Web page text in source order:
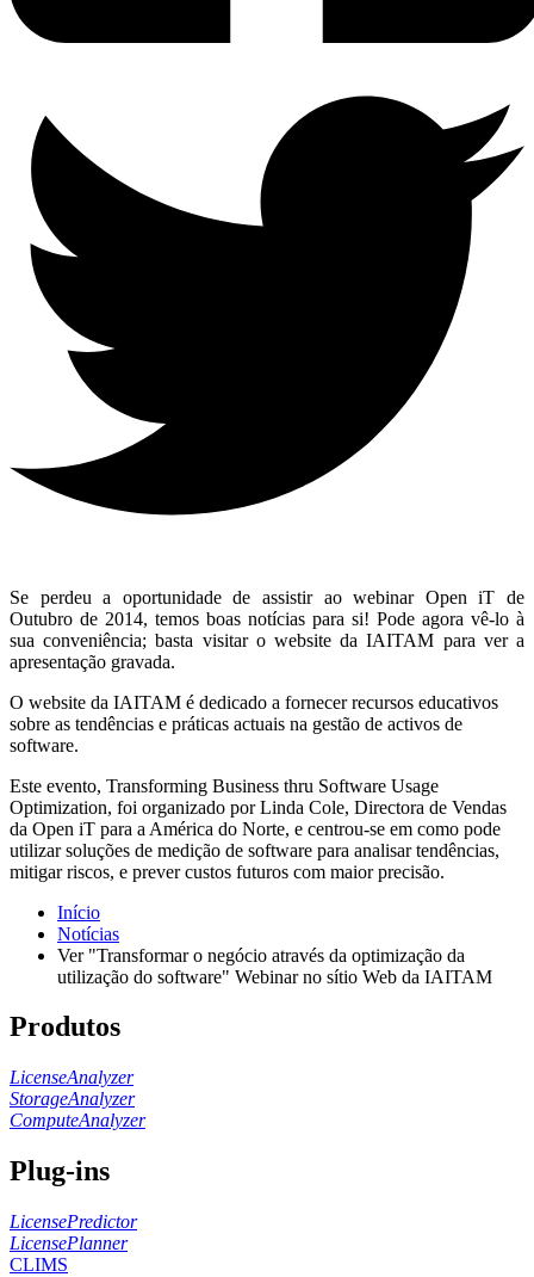
Se perdeu a oportunidade de assistir ao webinar Open iT de
Outubro de 2014, temos boas notícias para si! Pode agora vê-lo à
sua conveniência; basta visitar o website da IAITAM para ver a
apresentação gravada.
O website da IAITAM é dedicado a fornecer recursos educativos
sobre as tendências e práticas actuais na gestão de activos de
software.
Este evento, Transforming Business thru Software Usage
Optimization, foi organizado por Linda Cole, Directora de Vendas
da Open iT para a América do Norte, e centrou-se em como pode
utilizar soluções de medição de software para analisar tendências,
mitigar riscos, e prever custos futuros com maior precisão.
Início
Notícias
Ver "Transformar o negócio através da optimização da
utilização do software" Webinar no sítio Web da IAITAM
Produtos
LicenseAnalyzer
StorageAnalyzer
ComputeAnalyzer
Plug-ins
LicensePredictor
LicensePlanner
CLIMS